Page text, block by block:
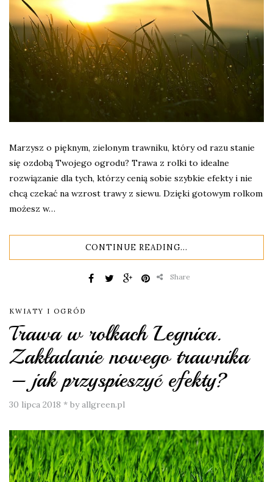
Marzysz o pięknym, zielonym trawniku, który od razu stanie
się ozdobą Twojego ogrodu? Trawa z rolki to idealne
rozwiązanie dla tych, którzy cenią sobie szybkie efekty i nie
chcą czekać na wzrost trawy z siewu. Dzięki gotowym rolkom
możesz w…
CONTINUE READING...
Share
KWIATY I OGRÓD
Trawa w rolkach Legnica.
Zakładanie nowego trawnika
– jak przyspieszyć efekty?
30 lipca 2018 * by allgreen.pl